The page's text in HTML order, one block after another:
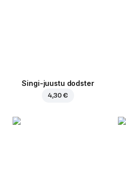
Singi-juustu dodster
4,30 €